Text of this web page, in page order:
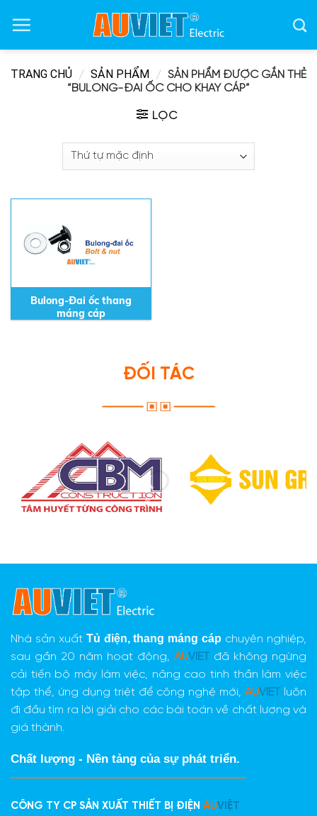
TRANG CHỦ / SẢN PHẨM / SẢN PHẨM ĐƯỢC GẮN THẺ
“BULONG-ĐAI ỐC CHO KHAY CÁP”
LỌC
Bulong-Đai ốc thang
máng cáp
ĐỐI TÁC
Nhà sản xuất Tủ điện,thang máng cáp chuyên nghiệp,
sau gần 20 năm hoạt động, AUVIET đã không ngừng
cải tiến bộ máy làm việc, nâng cao tinh thần làm việc
tập thể, ứng dụng triệt để công nghệ mới,AUVIET luôn
đi đầu tìm ra lời giải cho các bài toán về chất lượng và
giá thành.
Chất lượng - Nền tảng của sự phát triển.
CÔNG TY CP SẢN XUẤT THIẾT BỊ ĐIỆN ÂUVIỆT